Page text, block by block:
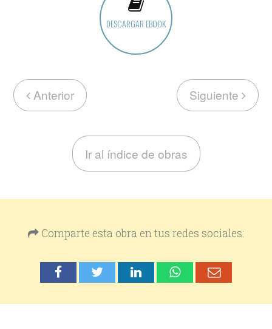
DESCARGAR EBOOK
Anterior Siguiente
Ir al índice de obras
Comparte esta obra en tus redes sociales: